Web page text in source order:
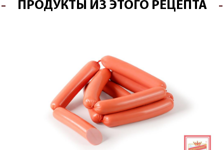
ПРОДУКТЫ ИЗ ЭТОГО РЕЦЕПТА